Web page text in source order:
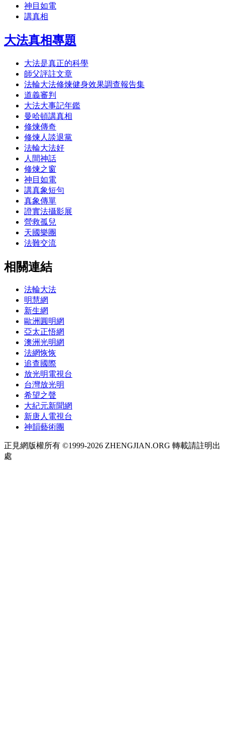
神目如電
講真相
大法真相專題
大法是真正的科學
師父評註文章
法輪大法修煉健身效果調查報告集
道義審判
大法大事記年鑑
曼哈頓講真相
修煉傳奇
修煉人談退黨
法輪大法好
人間神話
修煉之窗
神目如電
講真象短句
真象傳單
證實法攝影展
營救孤兒
天國樂團
法難交流
相關連結
法輪大法
明慧網
新生網
歐洲圓明網
亞太正悟網
澳洲光明網
法網恢恢
追查國際
放光明電視台
台灣放光明
希望之聲
大紀元新聞網
新唐人電視台
神韻藝術團
正見網版權所有 ©1999-2026 ZHENGJIAN.ORG 轉載請註明出
處